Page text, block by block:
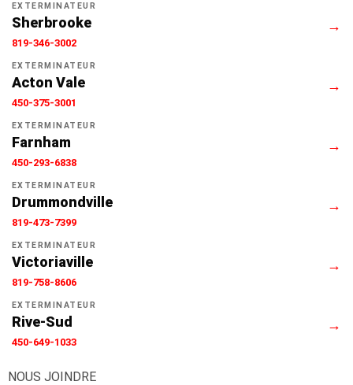
EXTERMINATEUR
Sherbrooke
819-346-3002
→
EXTERMINATEUR
Acton Vale
450-375-3001
→
EXTERMINATEUR
Farnham
450-293-6838
→
EXTERMINATEUR
Drummondville
819-473-7399
→
EXTERMINATEUR
Victoriaville
819-758-8606
→
EXTERMINATEUR
Rive-Sud
450-649-1033
→
NOUS JOINDRE